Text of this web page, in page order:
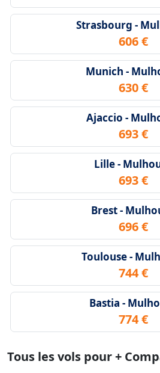
Strasbourg -
606 €
Munich -
630 €
Ajaccio -
693 €
Lille -
693 €
Brest -
696 €
Toulouse -
744 €
Bastia -
774 €
Tous les vols pour +